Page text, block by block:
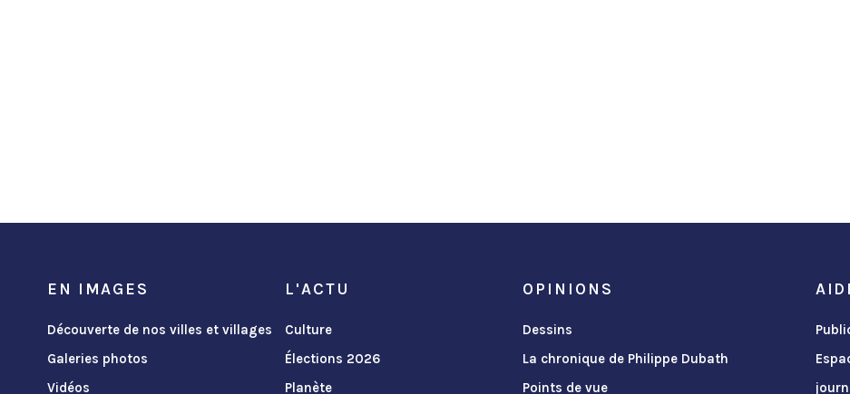
EN IMAGES
Découverte de nos villes et villages
Galeries photos
Vidéos
L'ACTU
Culture
Élections 2026
Planète
OPINIONS
Dessins
La chronique de Philippe Dubath
Points de vue